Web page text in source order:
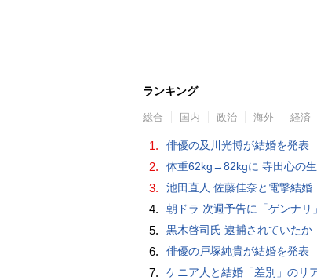
ランキング
総合 国内 政治 海外 経済
1. 俳優の及川光博が結婚を発表
2. 体重62kg→82kgに 寺田心の
3. 池田直人 佐藤佳奈と電撃結婚
4. 朝ドラ 次週予告に「ゲンナリ」
5. 黒木啓司氏 逮捕されていたか
6. 俳優の戸塚純貴が結婚を発表
7. ケニア人と結婚「差別」のリ